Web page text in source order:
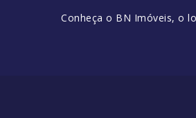
Conheça o BN Imóveis, o